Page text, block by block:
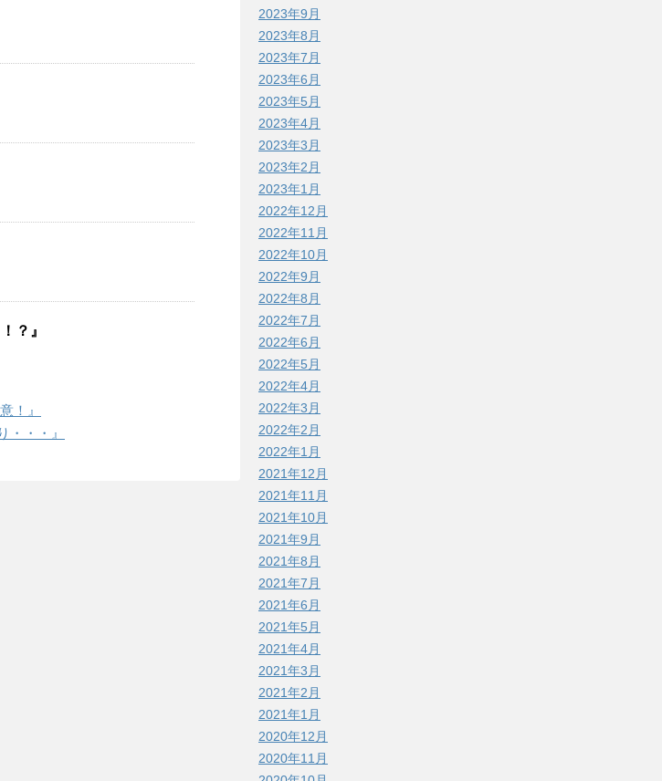
？』
！』
・・』
2023年9月
2023年8月
2023年7月
2023年6月
2023年5月
2023年4月
2023年3月
2023年2月
2023年1月
2022年12月
2022年11月
2022年10月
2022年9月
2022年8月
2022年7月
2022年6月
2022年5月
2022年4月
2022年3月
2022年2月
2022年1月
2021年12月
2021年11月
2021年10月
2021年9月
2021年8月
2021年7月
2021年6月
2021年5月
2021年4月
2021年3月
2021年2月
2021年1月
2020年12月
2020年11月